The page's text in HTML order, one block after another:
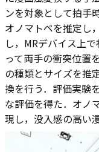
ンを対象として拍手
オノマトペを推定し
し，MRデバイス上
って両手の衝突位置
の種類とサイズを推
換を行う．評価実験
な評価を得た．オノ
現し，没入感の高い